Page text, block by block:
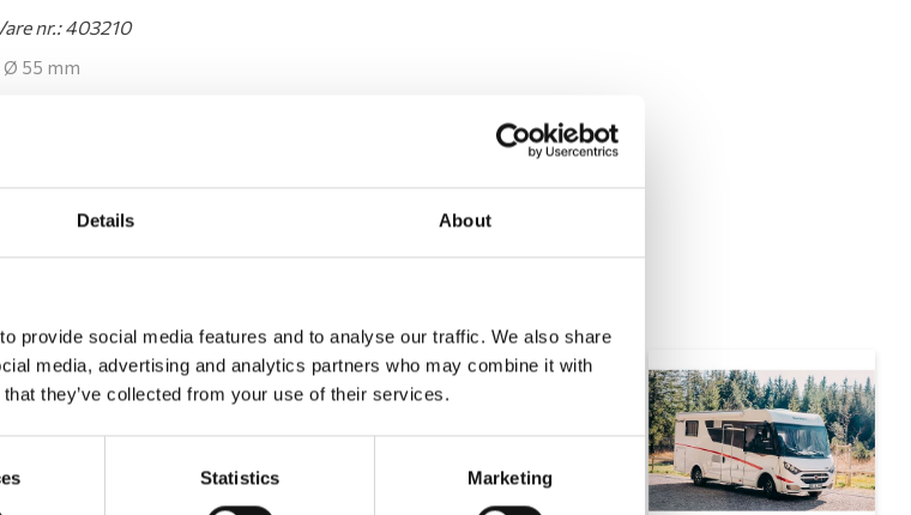
Details About
provide social media features and to analyse our traffic. We also share
media, advertising and analytics partners who may combine it with
they’ve collected from your use of their services.
Statistics Marketing
nr.: 403210
Ø 55 mm